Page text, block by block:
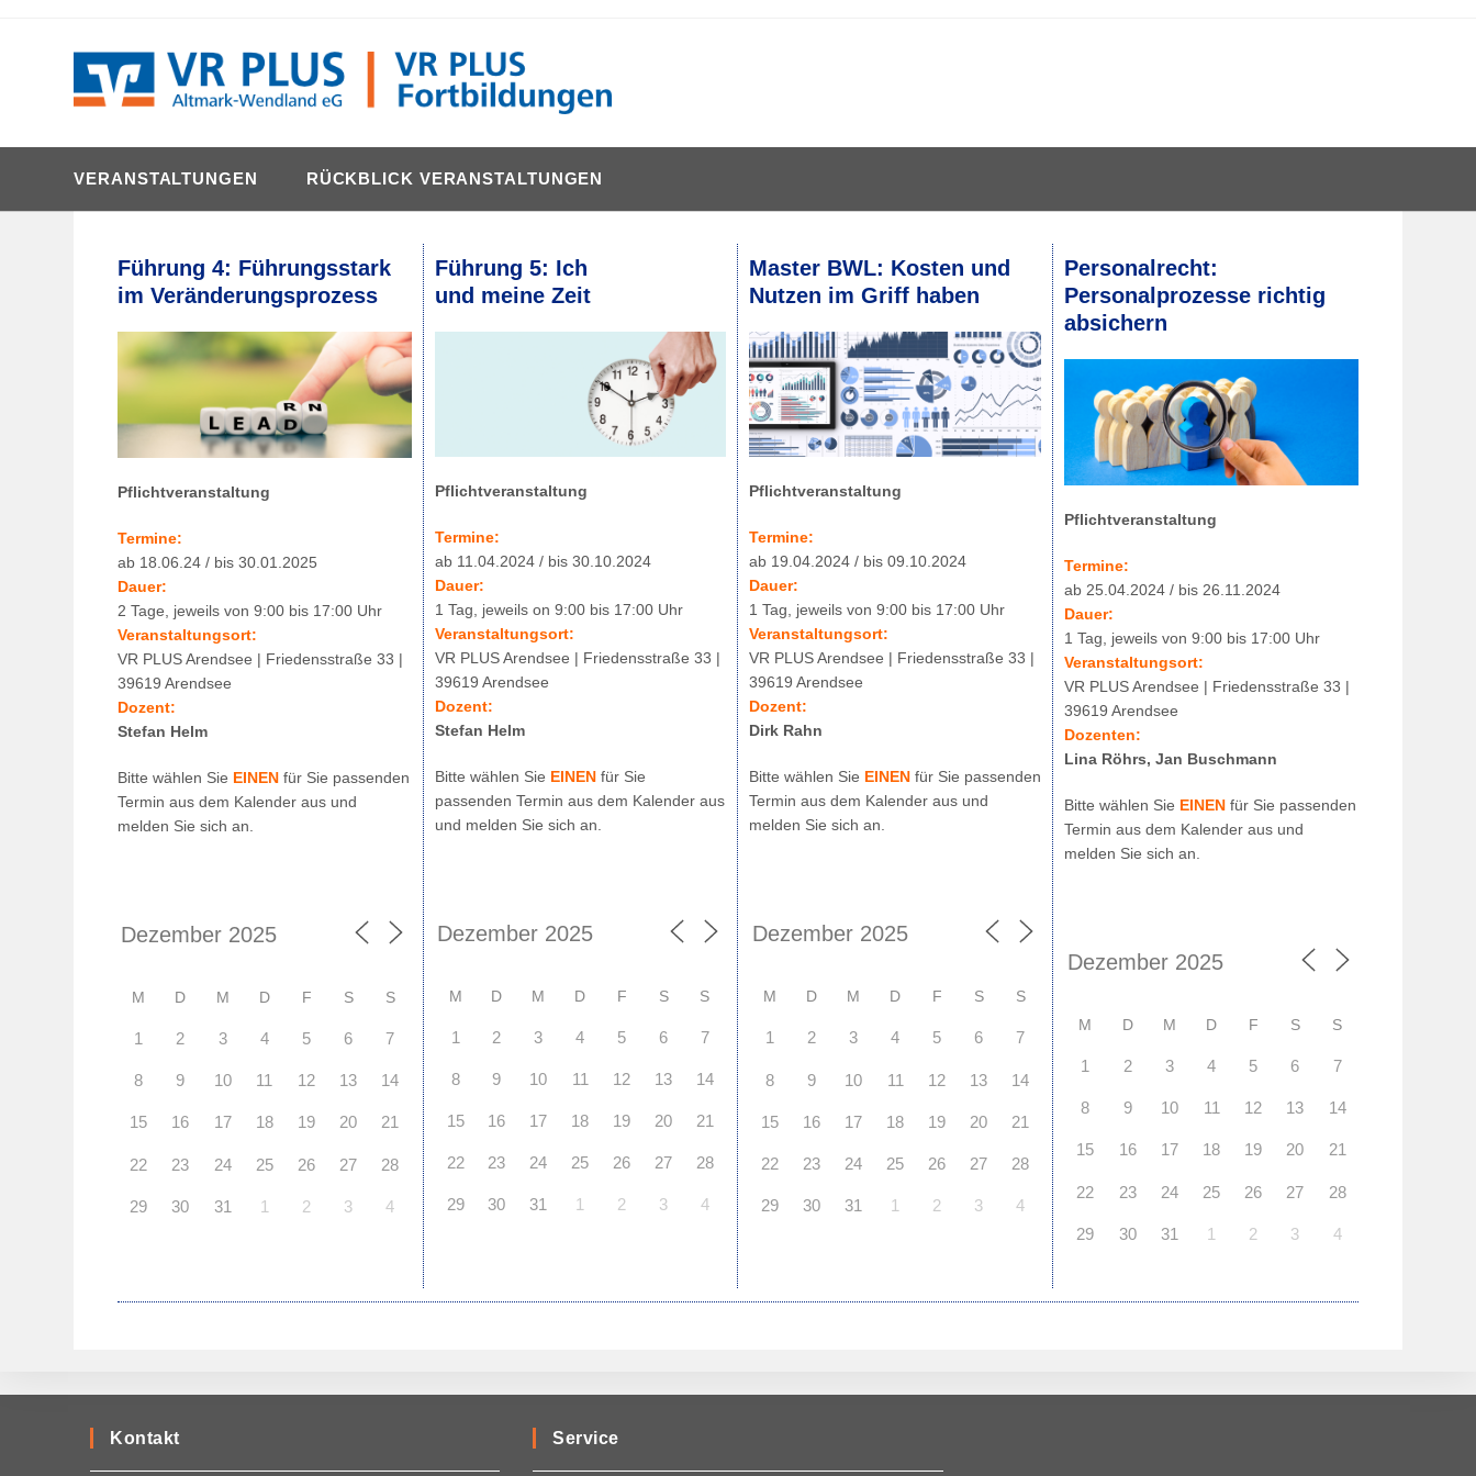
VERANSTALTUNGEN RÜCKBLICK VERANSTALTUNGEN
Führung 4: Führungsstark
im Veränderungsprozess
Pflichtveranstaltung
Termine:
ab 18.06.24 / bis 30.01.2025
Dauer:
2 Tage, jeweils von 9:00 bis 17:00 Uhr
Veranstaltungsort:
VR PLUS Arendsee | Friedensstraße 33 |
39619 Arendsee
Dozent:
Stefan Helm
Bitte wählen Sie EINEN für Sie passenden
Termin aus dem Kalender aus und
melden Sie sich an.
M D M D F S S
1 2 3 4 5 6 7
8 9 10 11 12 13 14
15 16 17 18 19 20 21
22 23 24 25 26 27 28
29 30 31 1 2 3 4
Führung 5: Ich
und meine Zeit
Pflichtveranstaltung
Termine:
ab 11.04.2024 / bis 30.10.2024
Dauer:
1 Tag, jeweils on 9:00 bis 17:00 Uhr
Veranstaltungsort:
VR PLUS Arendsee | Friedensstraße 33 |
39619 Arendsee
Dozent:
Stefan Helm
Bitte wählen Sie EINEN für Sie
passenden Termin aus dem Kalender aus
und melden Sie sich an.
M D M D F S S
1 2 3 4 5 6 7
8 9 10 11 12 13 14
15 16 17 18 19 20 21
22 23 24 25 26 27 28
29 30 31 1 2 3 4
Master BWL: Kosten und
Nutzen im Griff haben
Pflichtveranstaltung
Termine:
ab 19.04.2024 / bis 09.10.2024
Dauer:
1 Tag, jeweils von 9:00 bis 17:00 Uhr
Veranstaltungsort:
VR PLUS Arendsee | Friedensstraße 33 |
39619 Arendsee
Dozent:
Dirk Rahn
Bitte wählen Sie EINEN für Sie passenden
Termin aus dem Kalender aus und
melden Sie sich an.
M D M D F S S
1 2 3 4 5 6 7
8 9 10 11 12 13 14
15 16 17 18 19 20 21
22 23 24 25 26 27 28
29 30 31 1 2 3 4
Personalrecht:
Personalprozesse richtig
absichern
Pflichtveranstaltung
Termine:
ab 25.04.2024 / bis 26.11.2024
Dauer:
1 Tag, jeweils von 9:00 bis 17:00 Uhr
Veranstaltungsort:
VR PLUS Arendsee | Friedensstraße 33 |
39619 Arendsee
Dozenten:
Lina Röhrs, Jan Buschmann
Bitte wählen Sie EINEN für Sie passenden
Termin aus dem Kalender aus und
melden Sie sich an.
M D M D F S S
1 2 3 4 5 6 7
8 9 10 11 12 13 14
15 16 17 18 19 20 21
22 23 24 25 26 27 28
29 30 31 1 2 3 4
Kontakt Service